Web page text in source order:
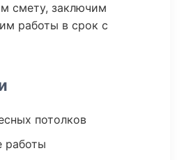
смету, заключим
работы в срок с
потолков
работы